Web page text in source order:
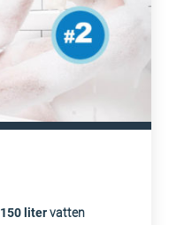
150 litervatten